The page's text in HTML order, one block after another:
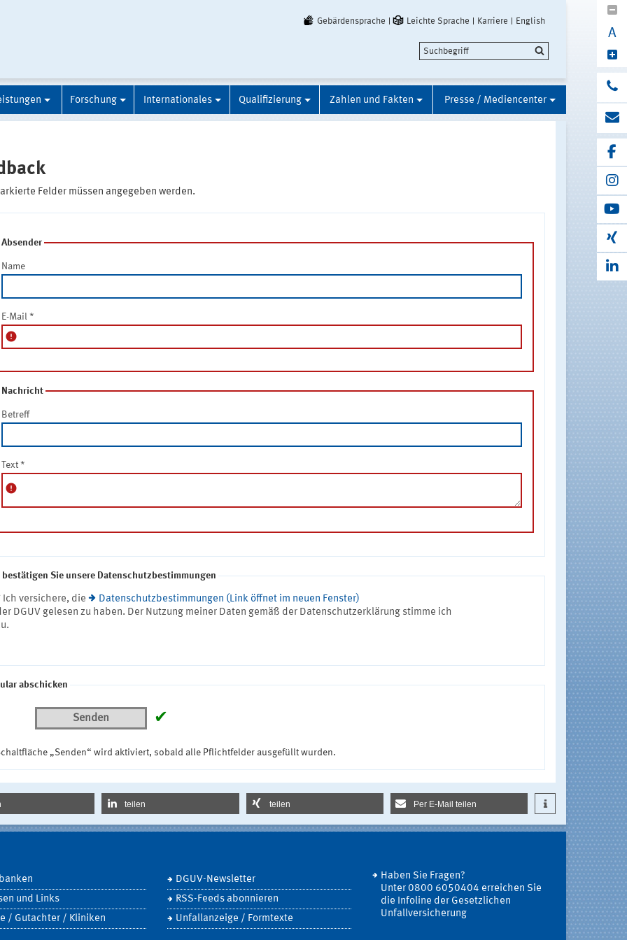
Gebärdensprache Leichte Sprache Karriere English
A
Forschung Internationales Qualifizierung Zahlen und Fakten Presse / Mediencenter
Felder müssen angegeben werden.
Absender
Name
E-Mail *
error
Nachricht
Betreff
Text *
error
Sie unsere Datenschutzbestimmungen
Ich versichere, die
Datenschutzbestimmungen (Link öffnet im neuen Fenster)
DGUV gelesen zu haben. Der Nutzung meiner Daten gemäß der Datenschutzerklärung stimme ich
abschicken
Senden ✔
„Senden“ wird aktiviert, sobald alle Pflichtfelder ausgefüllt wurden.
teilen teilen Per E-Mail teilen
und Links
/ Gutachter / Kliniken
DGUV-Newsletter
RSS-Feeds abonnieren
Unfallanzeige / Formtexte
Haben Sie Fragen?
Unter 0800 6050404 erreichen Sie
die Infoline der Gesetzlichen
Unfallversicherung